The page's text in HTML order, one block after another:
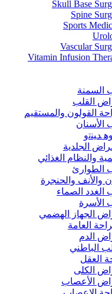
Skull Base
Spine
Sports
Vascular
Vitamin Infusion
السمنة
القلب
القولون والمستقيم
ﺪﻴﻨﺗﻭ
الجلدية
والنظام الغذائي
الطوارئ
والأنف والحنجرة
الصماء
الجهاز الهضمي
العامة
الدم
الباطني
العقل
الكلى
الأعصاب